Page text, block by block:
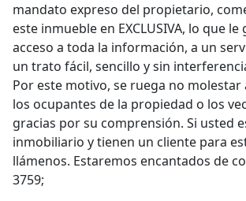
mandato expreso del propietario,
este inmueble en EXCLUSIVA, lo que
acceso a toda la información, a un
un trato fácil, sencillo y sin
Por este motivo, se ruega no
los ocupantes de la propiedad o los
gracias por su comprensión. Si usted
inmobiliario y tienen un cliente para
llámenos. Estaremos encantados de
3759;